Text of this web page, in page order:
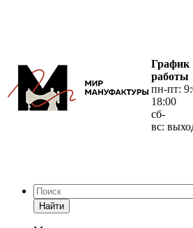
График
работы
пн-пт:
18:00
сб-
вс:
Найти